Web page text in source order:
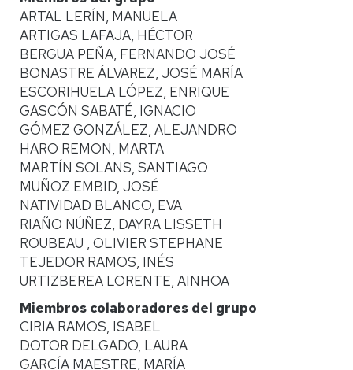
ARTAL LERÍN, MANUELA
ARTIGAS LAFAJA, HÉCTOR
BERGUA PEÑA, FERNANDO JOSÉ
BONASTRE ÁLVAREZ, JOSÉ MARÍA
ESCORIHUELA LÓPEZ, ENRIQUE
GASCÓN SABATÉ, IGNACIO
GÓMEZ GONZÁLEZ, ALEJANDRO
HARO REMON, MARTA
MARTÍN SOLANS, SANTIAGO
MUÑOZ EMBID, JOSÉ
NATIVIDAD BLANCO, EVA
RIAÑO NÚÑEZ, DAYRA LISSETH
ROUBEAU , OLIVIER STEPHANE
TEJEDOR RAMOS, INÉS
URTIZBEREA LORENTE, AINHOA
Miembros colaboradores del grupo
CIRIA RAMOS, ISABEL
DOTOR DELGADO, LAURA
GARCÍA MAESTRE, MARÍA